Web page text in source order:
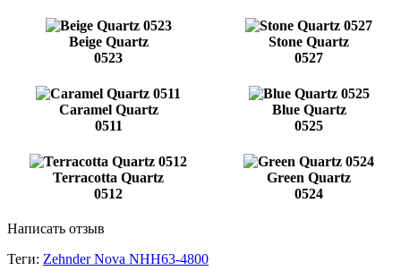
Beige Quartz
0523
Stone Quartz
0527
Caramel Quartz
0511
Blue Quartz
0525
Terracotta Quartz
0512
Green Quartz
0524
Написать отзыв
Теги: Zehnder Nova NHH63-4800